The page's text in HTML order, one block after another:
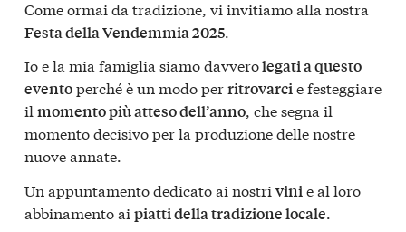
Come ormai da tradizione, vi invitiamo alla nostra
Festa della Vendemmia 2025.
Io e la mia famiglia siamo davverolegati a questo
eventoperché è un modo perritrovarcie festeggiare
il momento più atteso dell’anno, che segna il
momento decisivo per la produzione delle nostre
nuove annate.
Un appuntamento dedicato ai nostri vinie al loro
abbinamento ai piatti della tradizione locale.